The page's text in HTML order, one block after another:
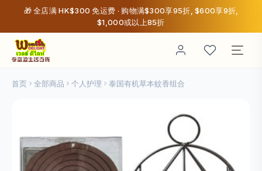
🎁 全店满 HK$300 免运费 · 购物满$300享95折, $600享9折,
$1,000或以上85折
首页 全部商品 个人护理 泰国有机草本蚊香组合